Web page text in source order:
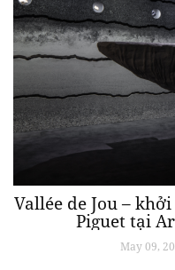
Vallée de Jou –
Piguet tại
May 09,